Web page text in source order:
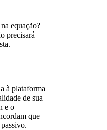
equação?
precisará
à plataforma
de sua
e o
que